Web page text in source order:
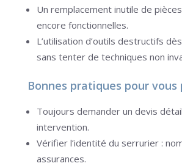
Un remplacement inutile de
encore fonctionnelles.
L’utilisation d’outils destructifs
sans tenter de techniques non
Bonnes pratiques pour
Toujours demander un devis
intervention.
Vérifier l’identité du serrurier :
assurances.